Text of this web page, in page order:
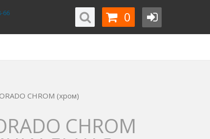
66 0
CHROM (хром)
CHROM